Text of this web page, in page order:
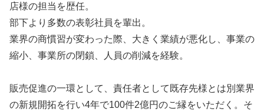
店様の担当を歴任。
部下より多数の表彰社員を輩出。
業界の商慣習が変わった際、大きく業績が悪化し、事業の
縮小、事業所の閉鎖、人員の削減を経験。
販売促進の一環として、責任者として既存先様とは別業界
の新規開拓を行い4年で100件2億円のご縁をいただく。そ